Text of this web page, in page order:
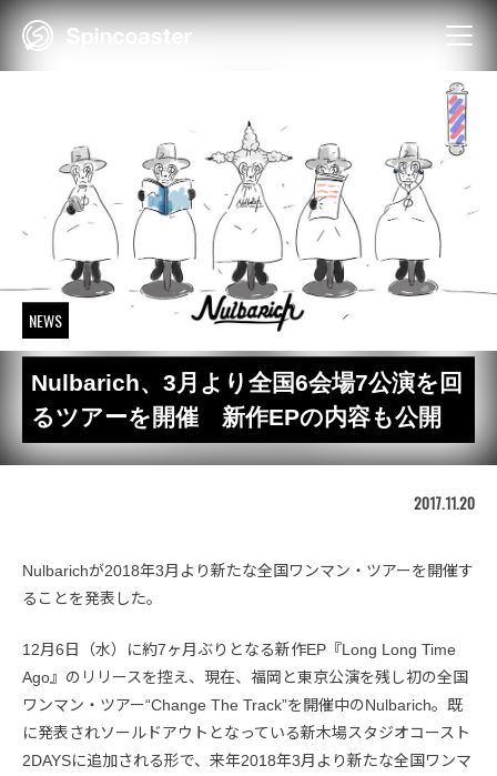
Skip
NEWS
Nulbarich、3月より全国6会場7公演を回
るツアーを開催 新作EPの内容も公開
2017.11.20
Nulbarichが2018年3月より新たな全国ワンマン・ツアーを開催す
ることを発表した。
12月6日（水）に約7ヶ月ぶりとなる新作EP『Long Long Time
Ago』のリリースを控え、現在、福岡と東京公演を残し初の全国
ワンマン・ツアー“Change The Track”を開催中のNulbarich。既
に発表されソールドアウトとなっている新木場スタジオコースト
2DAYSに追加される形で、来年2018年3月より新たな全国ワンマ